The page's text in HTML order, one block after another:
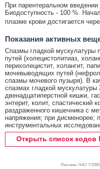
При парентеральном
Биодоступность - 100 %.
плазме крови достигается
Показания активных
Спазмы гладкой мускулатуры
путей (холецистолитиаз,
перихолецистит, холангит,
мочевыводящих путей
спазмы мочевого пузыря). В
спазмах гладкой
двенадцатиперстной кишки,
энтерит, колит, спастический
раздраженного кишечника с
напряжения; при дисменорее;
инструментальных
Открыть список
Реклама. НАО